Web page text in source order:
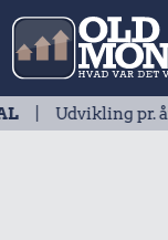
pr.